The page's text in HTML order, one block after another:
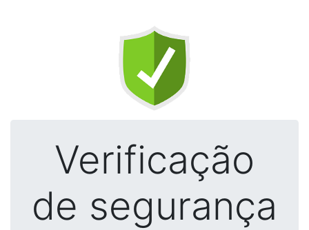
Verificação
de segurança